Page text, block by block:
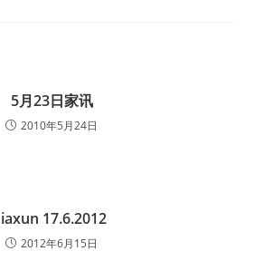
5月23日家讯
2010年5月24日
17.6.2012
2012年6月15日